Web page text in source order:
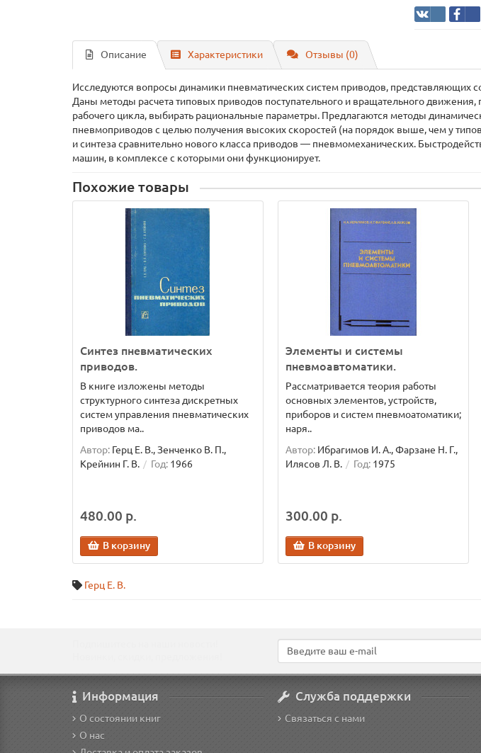
Описание Характеристики Отзывы (0)
Исследуются вопросы динамики пневматических систем приводов, представляющих
Даны методы расчета типовых приводов поступательного и вращательного
рабочего цикла, выбирать рациональные параметры. Предлагаются методы
пневмоприводов с целью получения высоких скоростей (на порядок выше, чем у
и синтеза сравнительно нового класса приводов — пневмомеханических.
машин, в комплексе с которыми они функционирует.
Похожие товары
Синтез пневматических
приводов.
В книге изложены методы
структурного синтеза дискретных
систем управления пневматических
приводов ма..
Автор: Герц Е. В., Зенченко В. П.,
Крейнин Г. В.
Год: 1966
480.00 р.
В корзину
Элементы и системы
пневмоавтоматики.
Рассматривается теория работы
основных элементов, устройств,
приборов и систем пневмоатоматики;
наря..
Автор: Ибрагимов И. А., Фарзане Н. Г.,
Илясов Л. В.
Год: 1975
300.00 р.
В корзину
Герц Е. В.
Информация
О состоянии книг
О нас
Служба поддержки
Связаться с нами